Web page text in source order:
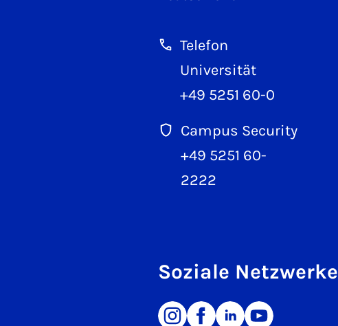
Telefon
Universität
+49 5251 60-0
Campus Security
+49 5251 60-
2222
Soziale Netzwerke